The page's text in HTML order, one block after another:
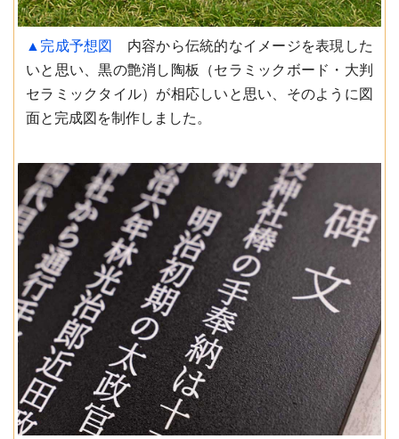
▲完成予想図
内容から伝統的なイメージを表現した
いと思い、黒の艶消し陶板（セラミックボード・大判
セラミックタイル）が相応しいと思い、そのように図
面と完成図を制作しました。